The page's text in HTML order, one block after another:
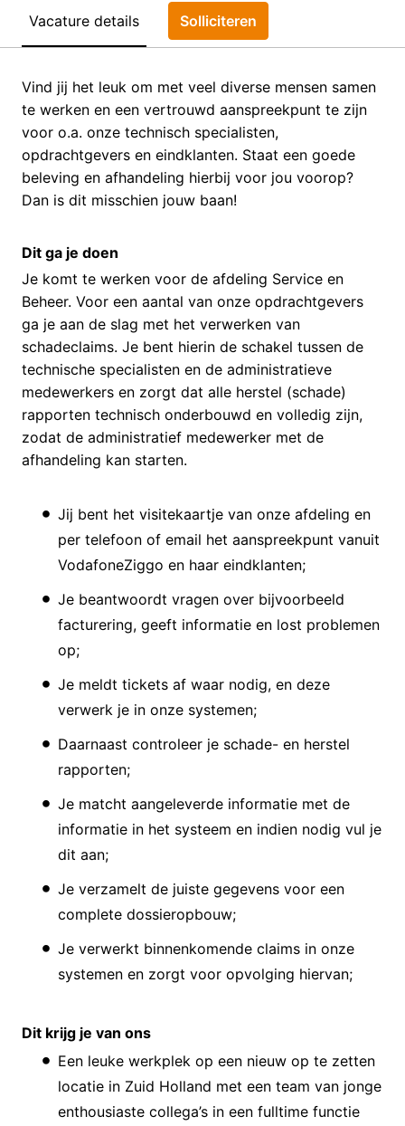
Vacature details Solliciteren
Vind jij het leuk om met veel diverse mensen samen
te werken en een vertrouwd aanspreekpunt te zijn
voor o.a. onze technisch specialisten,
opdrachtgevers en eindklanten. Staat een goede
beleving en afhandeling hierbij voor jou voorop?
Dan is dit misschien jouw baan!
Dit ga je doen
Je komt te werken voor de afdeling Service en
Beheer. Voor een aantal van onze opdrachtgevers
ga je aan de slag met het verwerken van
schadeclaims. Je bent hierin de schakel tussen de
technische specialisten en de administratieve
medewerkers en zorgt dat alle herstel (schade)
rapporten technisch onderbouwd en volledig zijn,
zodat de administratief medewerker met de
afhandeling kan starten.
Jij bent het visitekaartje van onze afdeling en
per telefoon of email het aanspreekpunt vanuit
VodafoneZiggo en haar eindklanten;
Je beantwoordt vragen over bijvoorbeeld
facturering, geeft informatie en lost problemen
op;
Je meldt tickets af waar nodig, en deze
verwerk je in onze systemen;
Daarnaast controleer je schade- en herstel
rapporten;
Je matcht aangeleverde informatie met de
informatie in het systeem en indien nodig vul je
dit aan;
Je verzamelt de juiste gegevens voor een
complete dossieropbouw;
Je verwerkt binnenkomende claims in onze
systemen en zorgt voor opvolging hiervan;
Dit krijg je van ons
Een leuke werkplek op een nieuw op te zetten
locatie in Zuid Holland met een team van jonge
enthousiaste collega’s in een fulltime functie